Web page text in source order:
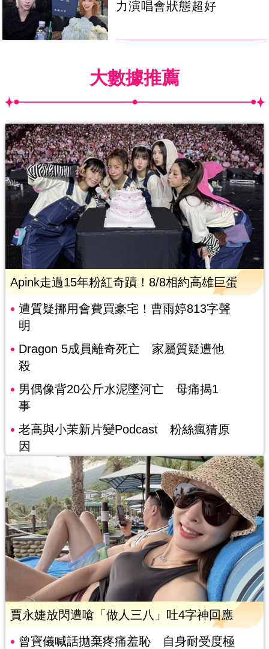
力演唱會狀態超好
大數據推薦
Apink走過15年粉紅奇蹟！8/8相約高雄巨蛋
遭質疑挪用會費買豪宅！曹雨婷813字聲
明
Dragon 5成員離奇死亡 家屬質疑遭他
殺
男偶像背20公斤水泥墜河亡 母痛揭1
事
老高與小茉新片變Podcast 粉絲瘋猜原
因
賈永婕放閃遭嗆「做人三八」吐4字神回應
曾寶儀喊話拋棄疼痛羞恥 自身耐受度極